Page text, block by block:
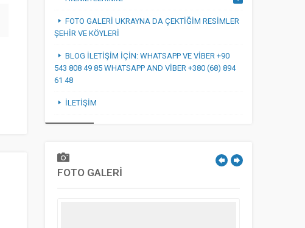
FOTO GALERI UKRAYNA DA ÇEKTIĞIM RESIMLER
ŞEHIR VE KÖYLERI
BLOG İLETIŞIM IÇIN: WHATSAPP VE VIBER +90
543 808 49 85 WHATSAPP AND VIBER +380 (68) 894
61 48
İLETIŞIM
FOTO GALERİ